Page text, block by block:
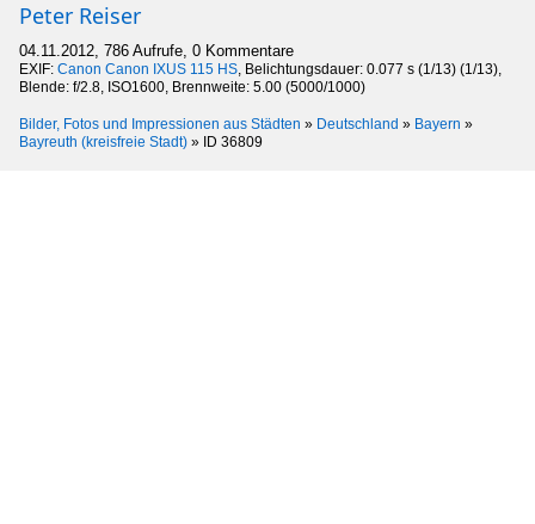
Peter Reiser
04.11.2012, 786 Aufrufe, 0 Kommentare
EXIF: Canon Canon IXUS 115 HS, Belichtungsdauer: 0.077 s (1/13) (1/13),
Blende: f/2.8, ISO1600, Brennweite: 5.00 (5000/1000)
Bilder, Fotos und Impressionen aus Städten » Deutschland » Bayern »
Bayreuth (kreisfreie Stadt) » ID 36809